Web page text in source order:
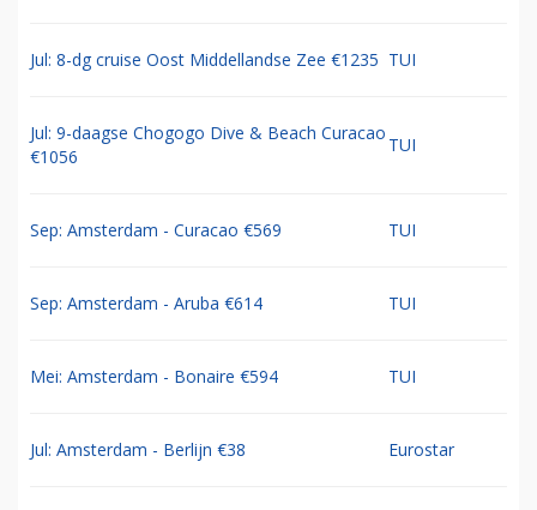
Jul: 8-dg cruise Oost Middellandse Zee €1235 TUI
Jul: 9-daagse Chogogo Dive & Beach Curacao
€1056
TUI
Sep: Amsterdam - Curacao €569 TUI
Sep: Amsterdam - Aruba €614 TUI
Mei: Amsterdam - Bonaire €594 TUI
Jul: Amsterdam - Berlijn €38 Eurostar